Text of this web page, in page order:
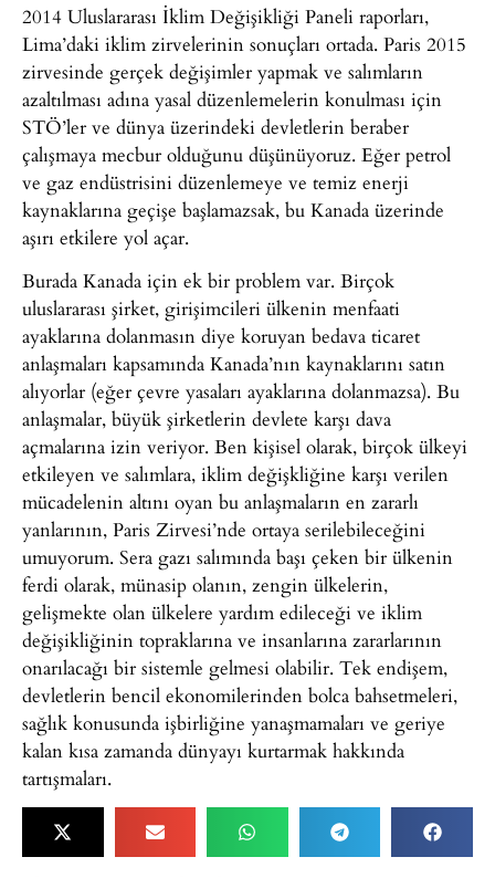
2014 Uluslararası İklim Değişikliği Paneli raporları,
Lima’daki iklim zirvelerinin sonuçları ortada. Paris 2015
zirvesinde gerçek değişimler yapmak ve salımların
azaltılması adına yasal düzenlemelerin konulması için
STÖ’ler ve dünya üzerindeki devletlerin beraber
çalışmaya mecbur olduğunu düşünüyoruz. Eğer petrol
ve gaz endüstrisini düzenlemeye ve temiz enerji
kaynaklarına geçişe başlamazsak, bu Kanada üzerinde
aşırı etkilere yol açar.
Burada Kanada için ek bir problem var. Birçok
uluslararası şirket, girişimcileri ülkenin menfaati
ayaklarına dolanmasın diye koruyan bedava ticaret
anlaşmaları kapsamında Kanada’nın kaynaklarını satın
alıyorlar (eğer çevre yasaları ayaklarına dolanmazsa). Bu
anlaşmalar, büyük şirketlerin devlete karşı dava
açmalarına izin veriyor. Ben kişisel olarak, birçok ülkeyi
etkileyen ve salımlara, iklim değişkliğine karşı verilen
mücadelenin altını oyan bu anlaşmaların en zararlı
yanlarının, Paris Zirvesi’nde ortaya serilebileceğini
umuyorum. Sera gazı salımında başı çeken bir ülkenin
ferdi olarak, münasip olanın, zengin ülkelerin,
gelişmekte olan ülkelere yardım edileceği ve iklim
değişikliğinin topraklarına ve insanlarına zararlarının
onarılacağı bir sistemle gelmesi olabilir. Tek endişem,
devletlerin bencil ekonomilerinden bolca bahsetmeleri,
sağlık konusunda işbirliğine yanaşmamaları ve geriye
kalan kısa zamanda dünyayı kurtarmak hakkında
tartışmaları.